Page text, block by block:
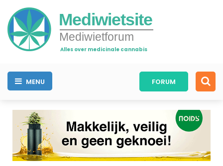
Mediwietsite
Mediwietforum
Alles over medicinale cannabis
MENU FORUM